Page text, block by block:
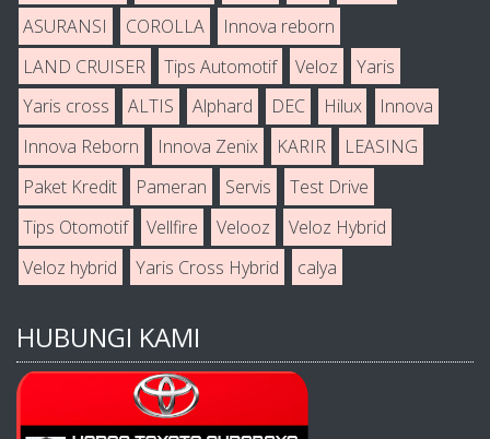
ASURANSI
COROLLA
Innova reborn
LAND CRUISER
Tips Automotif Veloz
Yaris
Yaris cross
ALTIS Alphard DEC Hilux
Innova
Innova Reborn
Innova Zenix KARIR
LEASING
Paket Kredit
Pameran Servis
Test Drive
Tips Otomotif
Vellfire Velooz
Veloz Hybrid
Veloz hybrid
Yaris Cross Hybrid calya
HUBUNGI KAMI